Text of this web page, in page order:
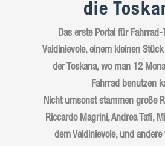
die
Das erste Portal für
Valdinievole, einem kleinen
der Toskana, wo man 12
Fahrrad benutzen
Nicht umsonst stammen große
Riccardo Magrini,Andrea Tafi,
dem Valdinievole, und andere